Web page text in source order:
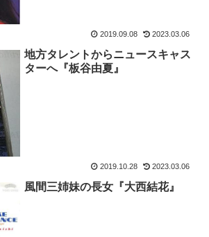
2019.09.08 2023.03.06
地方タレントからニュースキャス
ターへ『板谷由夏』
2019.10.28 2023.03.06
風間三姉妹の長女『大西結花』